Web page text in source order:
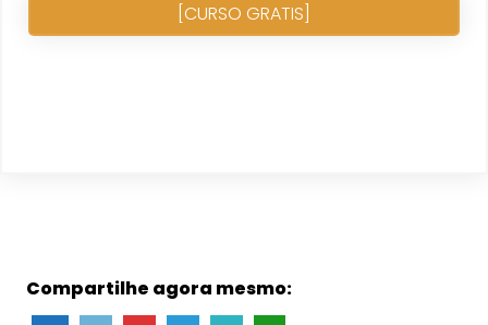
[CURSO GRATIS]
Compartilhe agora mesmo: